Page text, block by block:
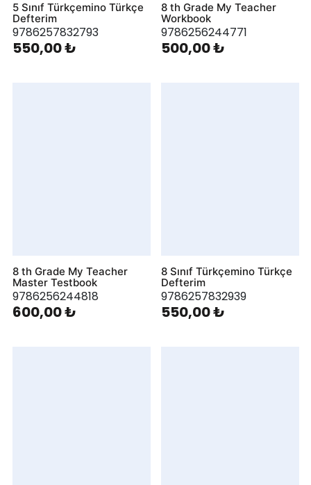
5 Sınıf Türkçemino Türkçe
Defterim
9786257832793
550,00 ₺
8 th Grade My Teacher
Workbook
9786256244771
500,00 ₺
8 th Grade My Teacher
Master Testbook
9786256244818
600,00 ₺
8 Sınıf Türkçemino Türkçe
Defterim
9786257832939
550,00 ₺